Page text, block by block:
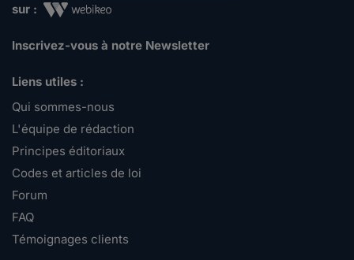
sur :
Inscrivez-vous à notre Newsletter
Liens utiles :
Qui sommes-nous
L'équipe de rédaction
Principes éditoriaux
Codes et articles de loi
Forum
FAQ
Témoignages clients